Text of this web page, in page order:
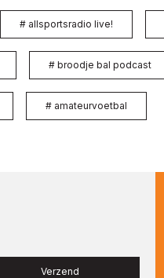
# allsportsradio live!
# broodje bal podcast
# amateurvoetbal
Verzend